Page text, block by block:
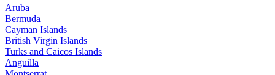
Aruba
Bermuda
Cayman Islands
British Virgin Islands
Turks and Caicos Islands
Anguilla